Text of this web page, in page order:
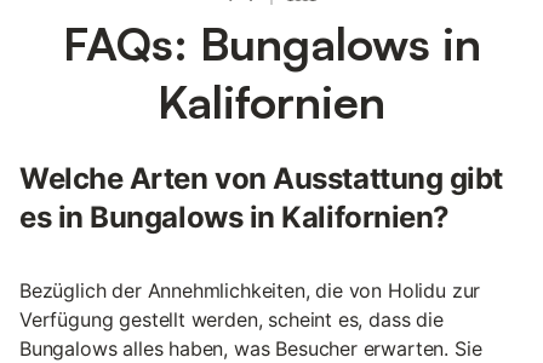
FAQs: Bungalows in
Kalifornien
Welche Arten von Ausstattung gibt
es in Bungalows in Kalifornien?
Bezüglich der Annehmlichkeiten, die von Holidu zur
Verfügung gestellt werden, scheint es, dass die
Bungalows alles haben, was Besucher erwarten. Sie